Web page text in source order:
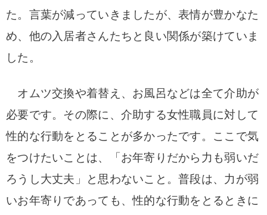
た。 言葉が減っていきましたが、表情が豊かなた
め、他の入居者さんたちと良い関係が築けていま
した。
オムツ交換や着替え、お風呂などは全て介助が
必要です。 その際に、介助する女性職員に対して
性的な行動をとることが多かったです。 ここで気
をつけたいことは、「お年寄りだから力も弱いだ
ろうし大丈夫」と思わないこと。普段は、力が弱
いお年寄りであっても、性的な行動をとるときに